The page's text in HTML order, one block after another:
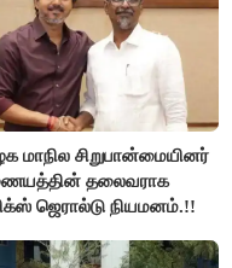
மாநில சிறுபான்மையினர்
தலைவராக
ஜெரால்டு நியமனம்.!!